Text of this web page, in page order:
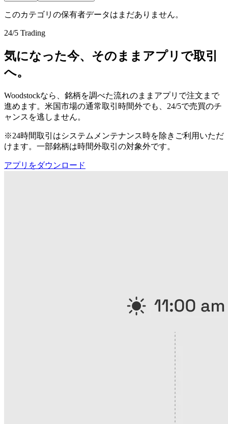
このカテゴリの保有者データはまだありません。
24/5 Trading
気になった今、そのままアプリで取引
へ。
Woodstockなら、銘柄を調べた流れのままアプリで注文まで
進めます。米国市場の通常取引時間外でも、24/5で売買のチ
ャンスを逃しません。
※24時間取引はシステムメンテナンス時を除きご利用いただ
けます。一部銘柄は時間外取引の対象外です。
アプリをダウンロード